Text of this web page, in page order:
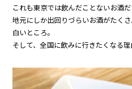
これも東京では飲んだことないお酒だ
地元にしか出回りづらいお酒がたく
白いところ。
そして、全国に飲みに行きたくなる理